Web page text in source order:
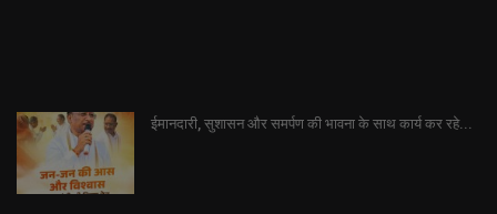
ईमानदारी, सुशासन और समर्पण की भावना के साथ कार्य कर रहे...